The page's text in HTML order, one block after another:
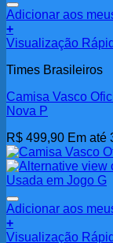
Adicionar aos
+
Visualização
Times Brasileiros
Camisa Vasco
Nova P
R$ 499,90 Em até
Adicionar aos
+
Visualização